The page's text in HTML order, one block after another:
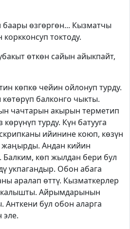
өзгөргөн... Кызматчы
токтоду.
өткөн сайын айыкпайт,
көпкө чейин ойлонуп турду.
балконго чыкты.
чачтарын акырын терметип
турду. Күн батууга
ийинине коюп, көзүн
Андан кийин
Балким, көп жылдан бери бул
укпагандыр. Обон абага
аралап өттү. Кызматкерлер
Айрымдарынын
бул обон аларга
эле.